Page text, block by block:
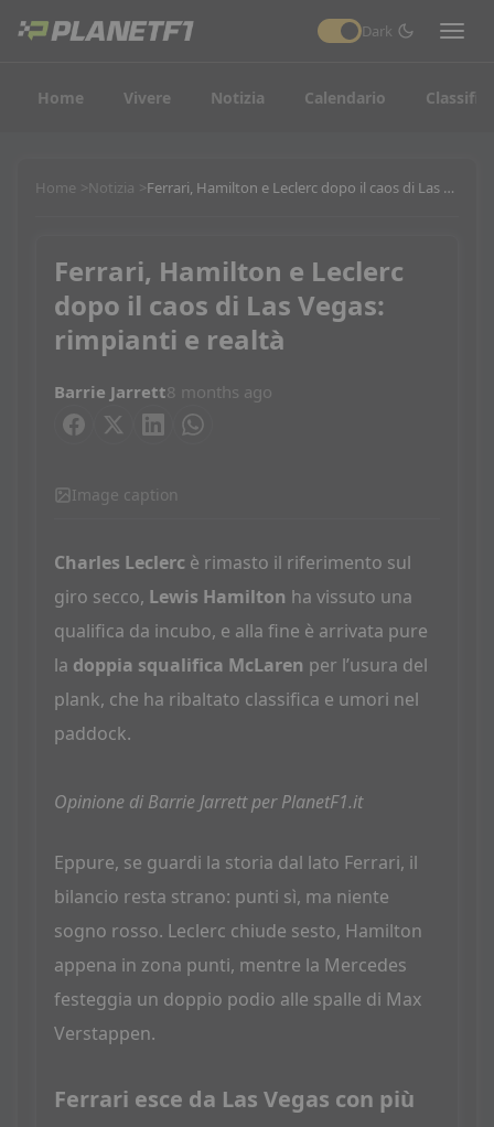
Dark
Home Vivere Notizia Calendario
Home Notizia Ferrari, Hamilton e Leclerc dopo il caos di Las Vegas: rimpianti e realtà
Ferrari, Hamilton e Leclerc
dopo il caos di Las Vegas:
rimpianti e realtà
Barrie Jarrett8 months ago
Image caption
Charles Leclerc è rimasto il riferimento sul
giro secco, Lewis Hamilton ha vissuto una
qualifica da incubo, e alla fine è arrivata pure
la doppia squalifica McLaren per l’usura del
plank, che ha ribaltato classifica e umori nel
paddock.
Opinione di Barrie Jarrett per PlanetF1.it
Eppure, se guardi la storia dal lato Ferrari, il
bilancio resta strano: punti sì, ma niente
sogno rosso. Leclerc chiude sesto, Hamilton
appena in zona punti, mentre la Mercedes
festeggia un doppio podio alle spalle di Max
Verstappen.
Ferrari esce da Las Vegas con più